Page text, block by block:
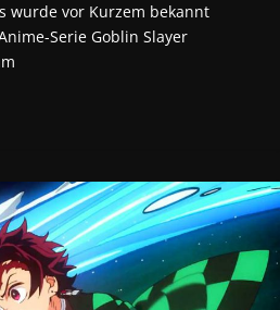
wurde vor Kurzem bekannt
Serie Goblin Slayer